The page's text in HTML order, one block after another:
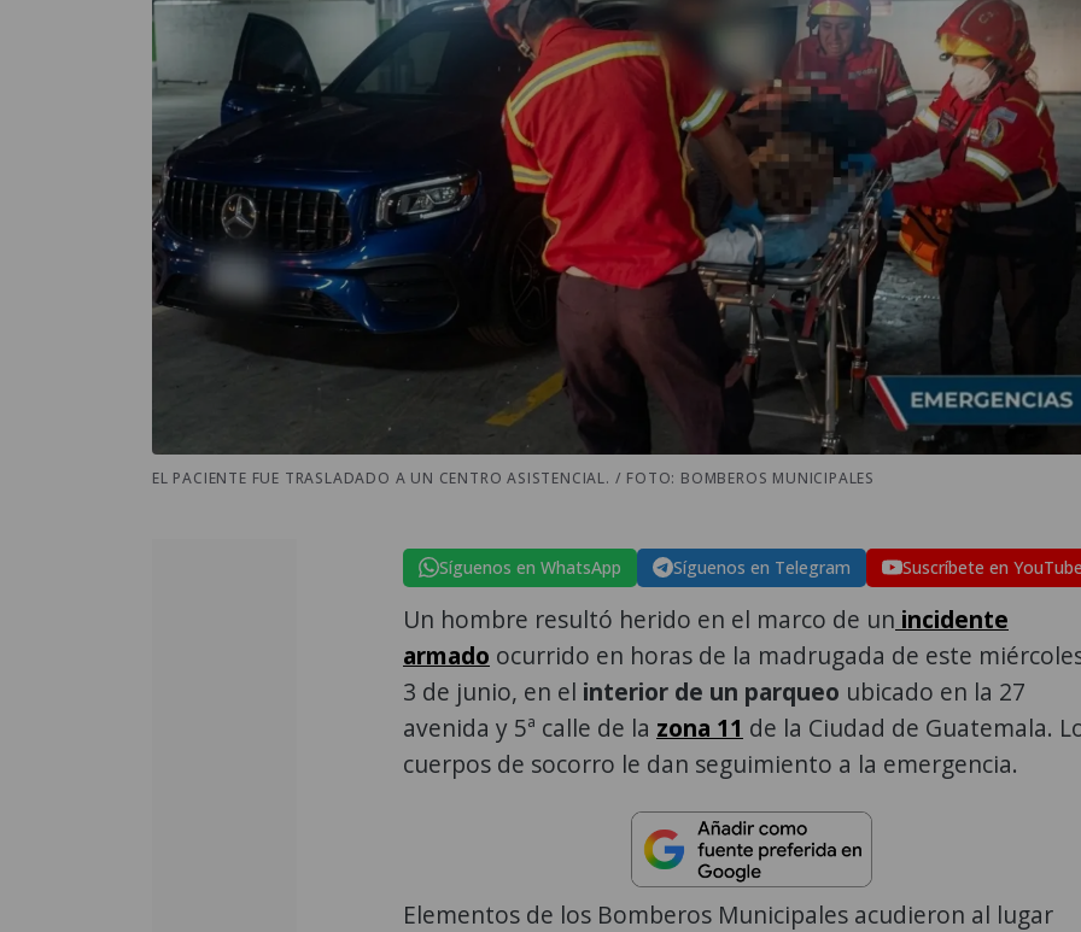
EL PACIENTE FUE TRASLADADO A UN CENTRO ASISTENCIAL. / FOTO: BOMBEROS MUNICIPALES
Síguenos en WhatsApp Síguenos en Telegram Suscríbete en YouTube
Un hombre resultó herido en el marco de un incidente
armado ocurrido en horas de la madrugada de este
3 de junio, en el interior de un parqueo ubicado en la 27
avenida y 5ª calle de la zona 11 de la Ciudad de Guatemala.
cuerpos de socorro le dan seguimiento a la emergencia.
Elementos de los Bomberos Municipales acudieron al lugar